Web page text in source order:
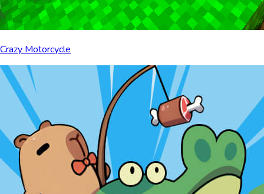
Crazy Motorcycle